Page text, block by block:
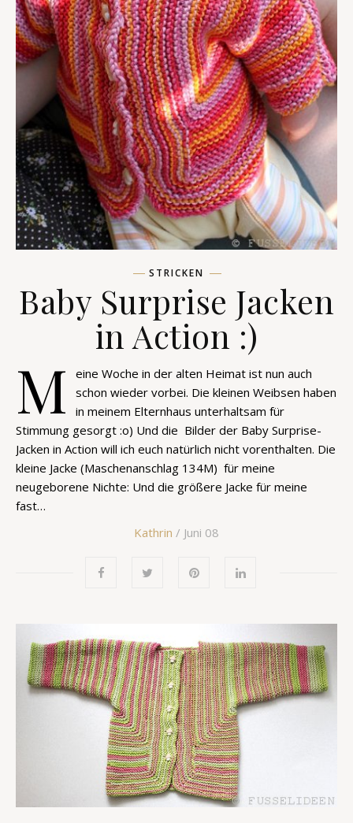
STRICKEN
Baby Surprise Jacken
in Action :)
M
eine Woche in der alten Heimat ist nun auch
schon wieder vorbei. Die kleinen Weibsen haben
in meinem Elternhaus unterhaltsam für
Stimmung gesorgt :o) Und die Bilder der Baby Surprise-
Jacken in Action will ich euch natürlich nicht vorenthalten. Die
kleine Jacke (Maschenanschlag 134M) für meine
neugeborene Nichte: Und die größere Jacke für meine
fast…
Kathrin / Juni 08